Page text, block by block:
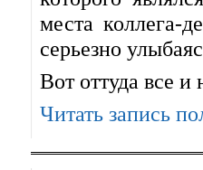
места коллега-
серьезно
Вот оттуда все и
Читать запись